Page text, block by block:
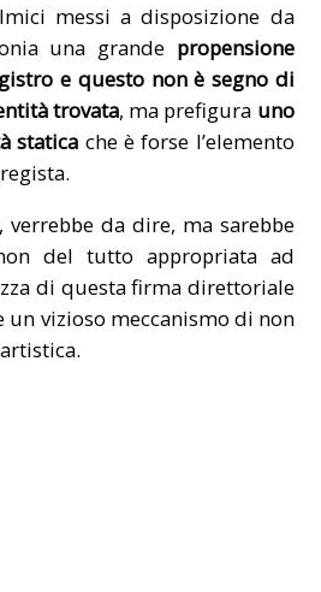
messi a disposizione da
una grande propensione
e questo non è segno di
trovata, ma prefigura uno
statica che è forse l’elemento
verrebbe da dire, ma sarebbe
del tutto appropriata ad
di questa firma direttoriale
un vizioso meccanismo di non